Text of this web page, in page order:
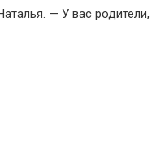
— У вас родители,